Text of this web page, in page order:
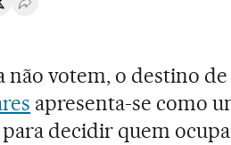
en Whatsapp
en Facebook
en Twitter
Desplegar Redes Sociales
não votem, o destino de
apresenta-se como
decidir quem